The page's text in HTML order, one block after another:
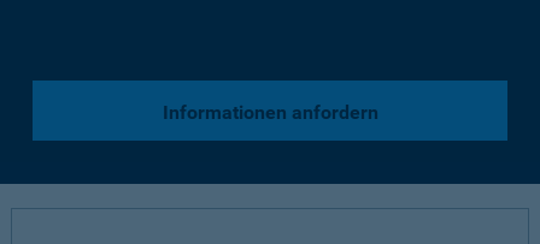
Informationen anfordern